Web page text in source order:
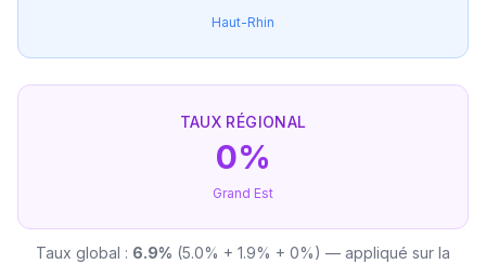
Haut-Rhin
TAUX RÉGIONAL
0%
Grand Est
Taux global : 6.9% (5.0% + 1.9% + 0%) — appliqué sur la